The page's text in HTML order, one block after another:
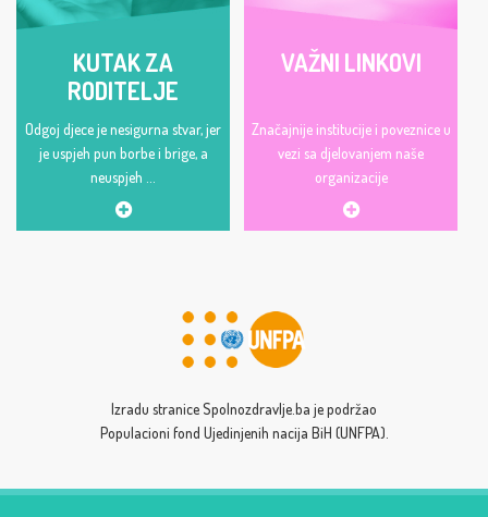
KUTAK ZA
RODITELJE
Odgoj djece je nesigurna stvar, jer
je uspjeh pun borbe i brige, a
neuspjeh ...
VAŽNI LINKOVI
Značajnije institucije i poveznice u
vezi sa djelovanjem naše
organizacije
Izradu stranice Spolnozdravlje.ba je podržao
Populacioni fond Ujedinjenih nacija BiH (UNFPA).